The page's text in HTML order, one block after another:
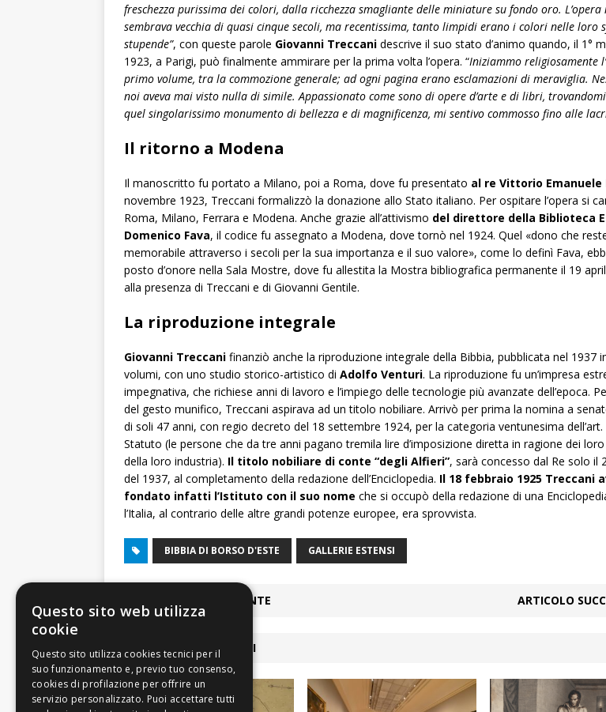
freschezza purissima dei colori, dalla ricchezza smagliante delle miniature su fondo oro. L’opera
sembrava vecchia di quasi cinque secoli, ma recentissima, tanto limpidi erano i colori nelle loro
stupende”, con queste parole Giovanni Treccani descrive il suo stato d’animo quando, il 1°
1923, a Parigi, può finalmente ammirare per la prima volta l’opera. “Iniziammo religiosamente
primo volume, tra la commozione generale; ad ogni pagina erano esclamazioni di meraviglia.
noi aveva mai visto nulla di simile. Appassionato come sono di opere d’arte e di libri,
quel singolarissimo monumento di bellezza e di magnificenza, mi sentivo commosso fino alle
Il ritorno a Modena
Il manoscritto fu portato a Milano, poi a Roma, dove fu presentato al re Vittorio Emanuele
novembre 1923, Treccani formalizzò la donazione allo Stato italiano. Per ospitare l’opera si
Roma, Milano, Ferrara e Modena. Anche grazie all’attivismo del direttore della Biblioteca
Domenico Fava, il codice fu assegnato a Modena, dove tornò nel 1924. Quel «dono che
memorabile attraverso i secoli per la sua importanza e il suo valore», come lo definì Fava,
posto d’onore nella Sala Mostre, dove fu allestita la Mostra bibliografica permanente il 19
alla presenza di Treccani e di Giovanni Gentile.
La riproduzione integrale
Giovanni Treccani finanziò anche la riproduzione integrale della Bibbia, pubblicata nel 1937
volumi, con uno studio storico-artistico di Adolfo Venturi. La riproduzione fu un’impresa
impegnativa, che richiese anni di lavoro e l’impiego delle tecnologie più avanzate dell’epoca.
del gesto munifico, Treccani aspirava ad un titolo nobiliare. Arrivò per prima la nomina a
di soli 47 anni, con regio decreto del 18 settembre 1924, per la categoria ventunesima dell’art.
Statuto (le persone che da tre anni pagano tremila lire d’imposizione diretta in ragione dei
della loro industria). Il titolo nobiliare di conte “degli Alfieri”, sarà concesso dal Re solo il
del 1937, al completamento della redazione dell’Enciclopedia. Il 18 febbraio 1925 Treccani
fondato infatti l’Istituto con il suo nome che si occupò della redazione di una
l’Italia, al contrario delle altre grandi potenze europee, era sprovvista.
BIBBIA DI BORSO D'ESTE GALLERIE ESTENSI
ARTICOLO PRECEDENTE ARTICOLO
ARTICOLI COLLEGATI
Questo sito web utilizza
cookie